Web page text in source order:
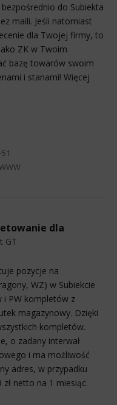
do Subiekta
maili. Jeśli natomiast
dla Twojej firmy, to
ZK w Twoim
bazę towarów swoim
i stanami! Więcej
dla
GT
pozycje na
WZ) w Subiekcie
i PW kompletów z
magazynowy. Dzięki
kompletów.
o zadany interwał
i ma możliwość
adres, w przypadku
netto na 1 miesiąc.